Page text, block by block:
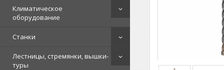
Климатическое
оборудование
Станки
Лестницы, стремянки, вышки-
туры